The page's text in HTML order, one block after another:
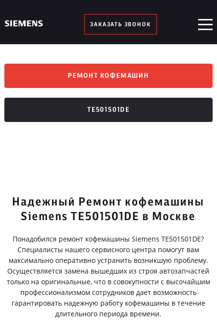
ЗАКАЗАТЬ ЗВОНОК
РЕМОНТ КОФЕМАШИН
TE501501DE
Надежный Ремонт кофемашины
Siemens TE501501DE в Москве
Понадобился ремонт кофемашины Siemens TE501501DE?
Специалисты нашего сервисного центра помогут вам
максимально оперативно устранить возникшую проблему.
Осуществляется замена вышедших из строя автозапчастей
только на оригинальные, что в совокупности с высочайшим
профессионализмом сотрудников дает возможность
гарантировать надежную работу кофемашины в течение
длительного периода времени.